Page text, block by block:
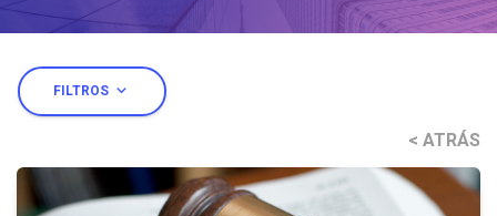
FILTROS expand_more
< ATRÁS